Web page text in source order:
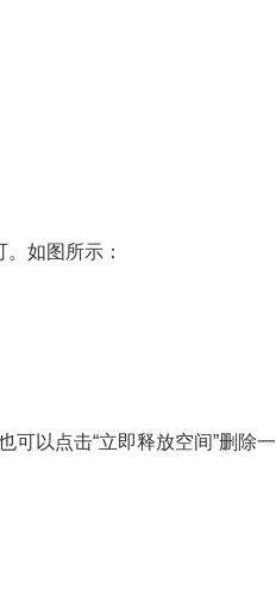
如图所示：
以点击“立即释放空间”删除一